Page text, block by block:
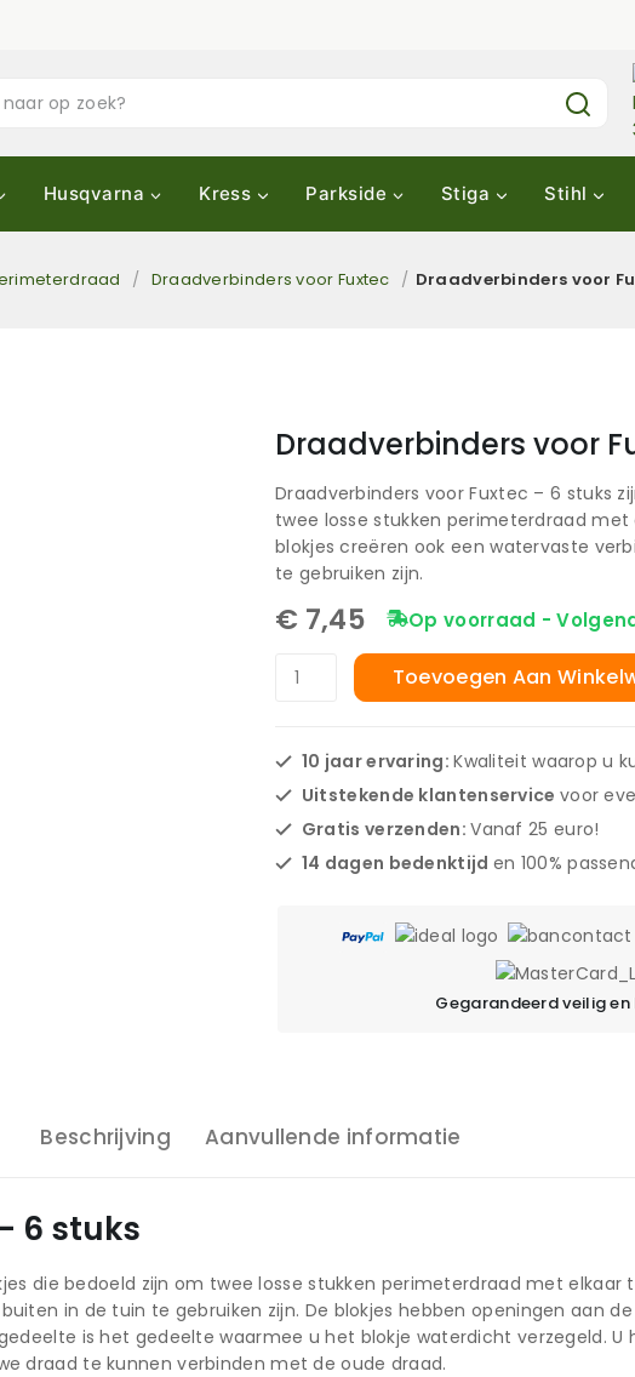
Husqvarna Kress Parkside Stiga Stihl
/ Draadverbinders voor Fuxtec / Draadverbinders voor
Draadverbinders voor
Draadverbinders voor Fuxtec – 6 stuks
twee losse stukken perimeterdraad
blokjes creëren ook een watervaste
te gebruiken zijn.
€ 7,45 Op voorraad -
Toevoegen Aan
10 jaar ervaring:Kwaliteit waarop u
Uitstekende klantenservice voor
Gratis verzenden:Vanaf 25 euro!
14 dagen bedenktijd en 100%
Gegarandeerd veilig
Beschrijving Aanvullende informatie
6 stuks
die bedoeld zijn om twee losse stukken perimeterdraad met elkaar
in de tuin te gebruiken zijn. De blokjes hebben openingen aan
is het gedeelte waarmee u het blokje waterdicht verzegeld.
draad te kunnen verbinden met de oude draad.